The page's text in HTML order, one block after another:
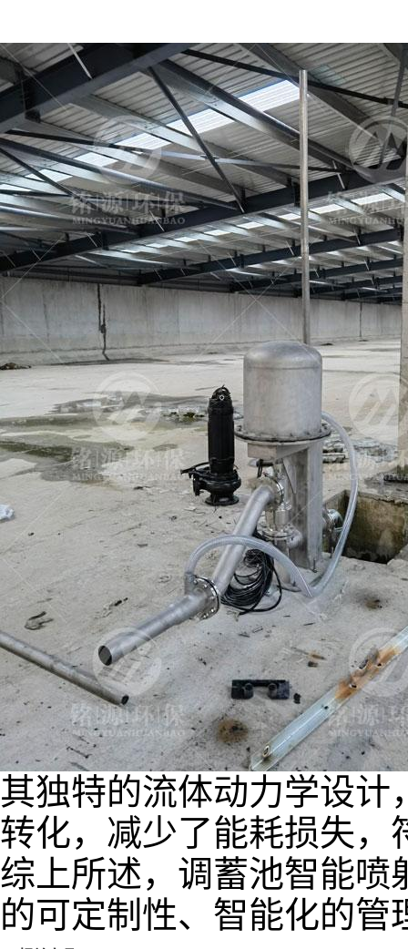
其独特的流体动力学设
转化，减少了能耗损失，
综上所述，调蓄池智能喷
的可定制性、智能化的